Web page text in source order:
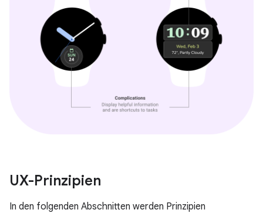
UX-Prinzipien
In den folgenden Abschnitten werden Prinzipien